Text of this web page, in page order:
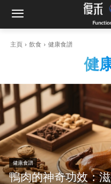
主頁 飲食 健康食譜
健
健康食譜
鴨肉的神奇功效：